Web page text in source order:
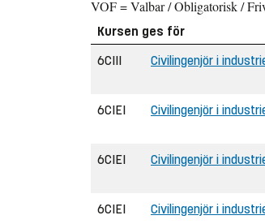
VOF = Valbar / Obligatorisk /
Kursen ges för
6CIII
Civilingenjör i
6CIEI Civilingenjör i
6CIEI Civilingenjör i
6CIEI Civilingenjör i